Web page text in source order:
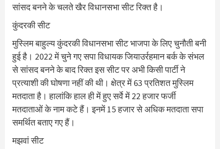
सांसद बनने के चलते खैर विधानसभा सीट रिक्त है।
कुंदरकी सीट
मुस्लिम बाहुल्य कुंदरकी विधानसभा सीट भाजपा के लिए चुनौती बनी
हुई है। 2022 में चुने गए सपा विधायक जियाउर्रहमान बर्क के संभल
से सांसद बनने के बाद रिक्त इस सीट पर अभी किसी पार्टी ने
प्रत्याशी की घोषणा नहीं की थी। क्षेत्र में 63 प्रतिशत मुस्लिम
मतदाता है। हालांकि हाल ही में हुए सर्वे में 22 हजार फर्जी
मतदाताओं के नाम कटे हैं। इनमें 15 हजार से अधिक मतदाता सपा
समर्थित बताए गए हैं।
मझवां सीट